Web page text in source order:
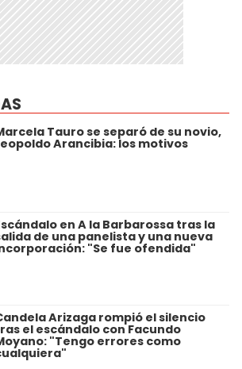
Tauro se separó de su novio,
Arancibia: los motivos
en A la Barbarossa tras la
de una panelista y una nueva
"Se fue ofendida"
Arizaga rompió el silencio
el escándalo con Facundo
"Tengo errores como